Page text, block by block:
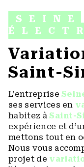
SEINE
variation de vitesse à
Saint-
L’entreprise
ses services en
habitez àSaint-
expérience et
mettons tout en
Nous vous
projet de